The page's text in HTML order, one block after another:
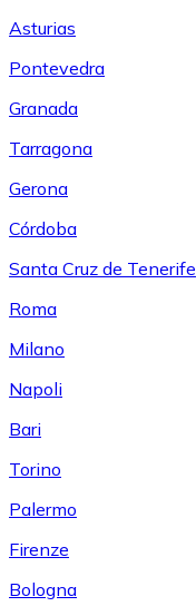
Asturias
Pontevedra
Granada
Tarragona
Gerona
Córdoba
Santa Cruz de Tenerife
Roma
Milano
Napoli
Bari
Torino
Palermo
Firenze
Bologna